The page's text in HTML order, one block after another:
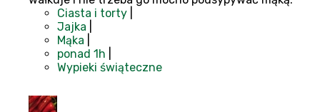
Ciasta i torty
Jajka
Mąka
ponad 1h
Wypieki świąteczne